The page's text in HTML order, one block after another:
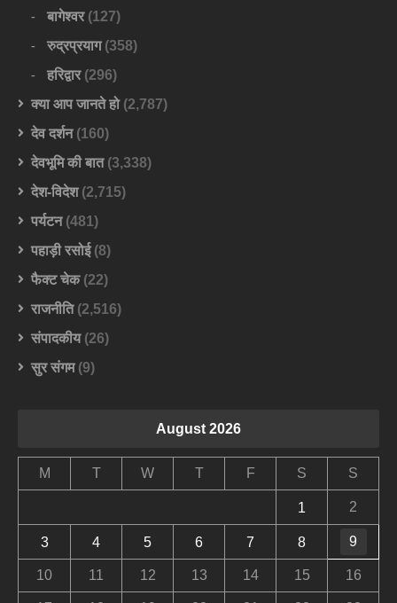
बागेश्वर(127)
रुद्रप्रयाग(358)
हरिद्वार(296)
क्या आप जानते हो(2,787)
देव दर्शन(160)
देवभूमि की बात(3,338)
देश-विदेश(2,715)
पर्यटन(481)
पहाड़ी रसोई(8)
फैक्ट चेक(22)
राजनीति(2,516)
संपादकीय(26)
सुर संगम(9)
August 2026
M T W T F S S
1 2
3 4 5 6 7 8 9
10 11 12 13 14 15 16